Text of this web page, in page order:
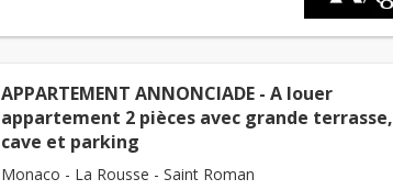
APPARTEMENT ANNONCIADE - A louer
appartement 2 pièces avec grande terrasse,
cave et parking
Monaco - La Rousse - Saint Roman